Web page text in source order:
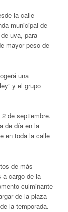
la calle
municipal de
uva, para
mayor peso de
una
y el grupo
de septiembre.
de día en la
en toda la calle
de más
a cargo de la
culminante
de la plaza
la temporada.